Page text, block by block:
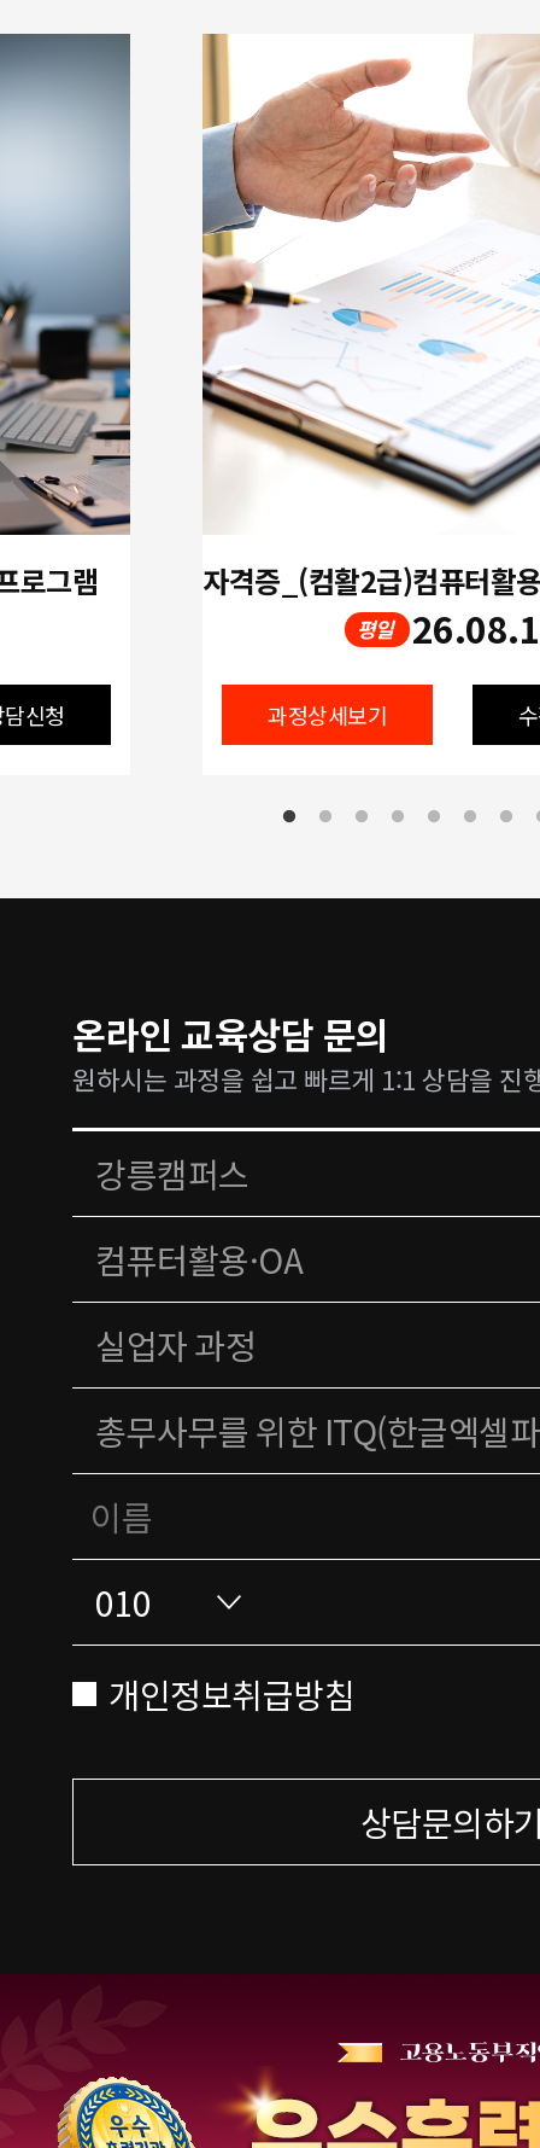
로그램
신청
평일
과정상세보기
온라인 교육상담 문의
원하시는 과정을 쉽고 빠르게 1:1 상담을 진
개인정보취급방침
상담문의하